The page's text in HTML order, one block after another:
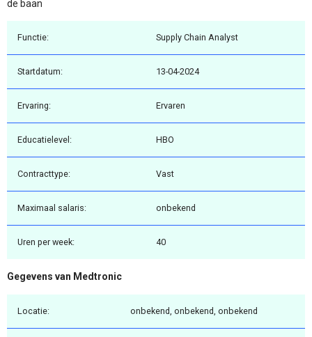
de baan
Functie: Supply Chain Analyst
Startdatum: 13-04-2024
Ervaring: Ervaren
Educatielevel: HBO
Contracttype: Vast
Maximaal salaris: onbekend
Uren per week: 40
Gegevens van Medtronic
Locatie: onbekend, onbekend, onbekend